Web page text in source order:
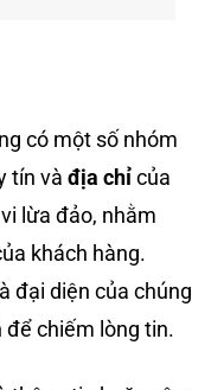
có một số nhóm
tín và địa chỉcủa
lừa đảo, nhằm
khách hàng.
đại diện của chúng
để chiếm lòng tin.